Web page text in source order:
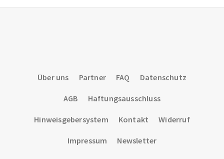
Über uns Partner FAQ Datenschutz
AGB Haftungsausschluss
Hinweisgebersystem Kontakt Widerruf
Impressum Newsletter